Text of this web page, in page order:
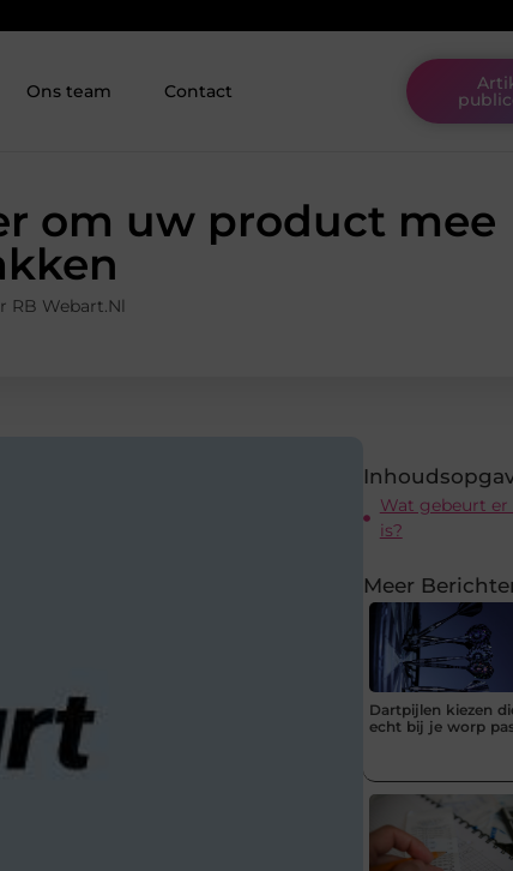
Ons team Contact
om uw product mee
RB Webart.nl
Wat gebeurt
is?
Meer
Dartpijlen kiezen
echt bij je worp